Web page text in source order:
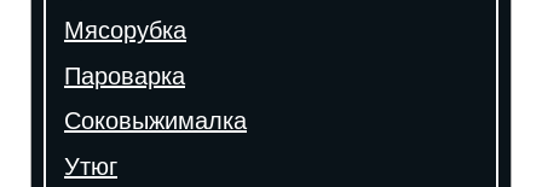
Мясорубка
Пароварка
Соковыжималка
Утюг